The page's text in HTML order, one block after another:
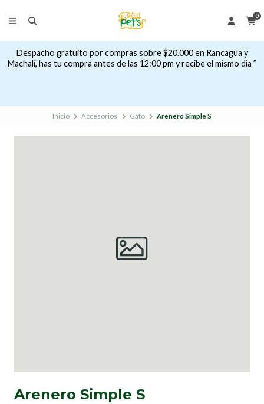
0
Despacho gratuito por compras sobre $20.000 en Rancagua y
Machalí, has tu compra antes de las 12:00 pm y recibe el mismo dia ”
Inicio Accesorios Gato Arenero Simple S
Arenero Simple S